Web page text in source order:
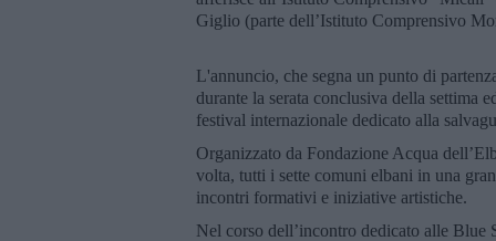
Giglio (parte dell’Istituto Comprensivo
L'annuncio, che segna un punto di
durante la serata conclusiva della settima
festival internazionale dedicato alla
Organizzato da Fondazione Acqua
volta, tutti i sette comuni elbani in una
incontri formativi e iniziative artistiche.
Nel corso dell’incontro dedicato alle Blue